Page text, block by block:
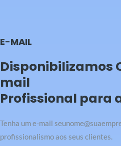
E-MAIL
Disponibilizamos
mail
Profissional para
Tenha um e-mail
profissionalismo aos seus clientes.